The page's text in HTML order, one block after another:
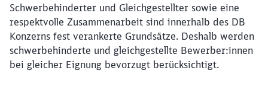
Schwerbehinderter und Gleichgestellter sowie eine
respektvolle Zusammenarbeit sind innerhalb des DB
Konzerns fest verankerte Grundsätze. Deshalb werden
schwerbehinderte und gleichgestellte Bewerber:innen
bei gleicher Eignung bevorzugt berücksichtigt.